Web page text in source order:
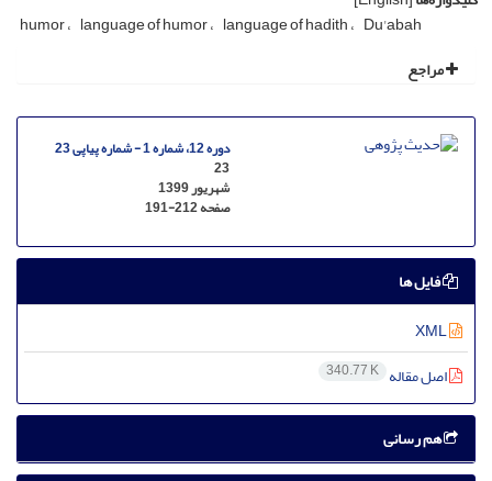
humor language of humor language of hadith Du'abah
مراجع
دوره 12، شماره 1 - شماره پیاپی 23
23
شهریور 1399
صفحه191-212
فایل ها
اصل مقاله 340.77 K
هم رسانی